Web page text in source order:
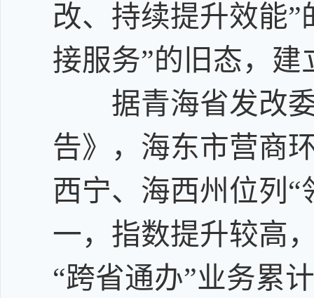
改、持续提升效能
接服务”的旧态， 建
据青海省发改
告》，海东市营商
西宁、海西州位列
一，指数提升较高
“跨省通办”业务累